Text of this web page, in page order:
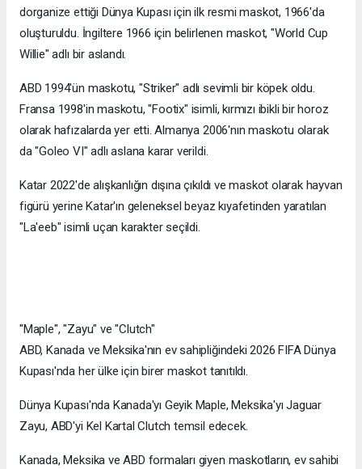
dorganize ettiği Dünya Kupası için ilk resmi maskot, 1966'da
oluşturuldu. İngiltere 1966 için belirlenen maskot, "World Cup
Willie" adlı bir aslandı.
ABD 1994'ün maskotu, "Striker" adlı sevimli bir köpek oldu.
Fransa 1998'in maskotu, "Footix" isimli, kırmızı ibikli bir horoz
olarak hafızalarda yer etti. Almanya 2006'nın maskotu olarak
da "Goleo VI" adlı aslana karar verildi.
Katar 2022'de alışkanlığın dışına çıkıldı ve maskot olarak hayvan
figürü yerine Katar'ın geleneksel beyaz kıyafetinden yaratılan
"La'eeb" isimli uçan karakter seçildi.
"Maple", "Zayu" ve "Clutch"
ABD, Kanada ve Meksika'nın ev sahipliğindeki 2026 FIFA Dünya
Kupası'nda her ülke için birer maskot tanıtıldı.
Dünya Kupası'nda Kanada'yı Geyik Maple, Meksika'yı Jaguar
Zayu, ABD'yi Kel Kartal Clutch temsil edecek.
Kanada, Meksika ve ABD formaları giyen maskotların, ev sahibi